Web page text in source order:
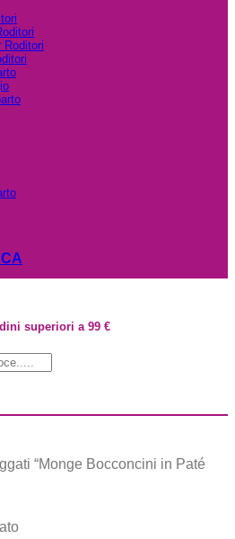
Roditori
superiori a 99 €
“Monge Bocconcini in Paté